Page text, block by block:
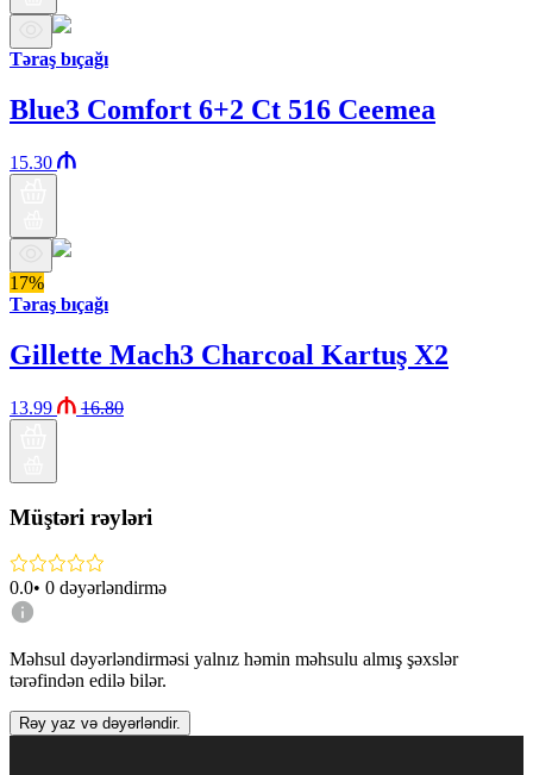
Təraş bıçağı
Blue3 Comfort 6+2 Ct 516 Ceemea
15.30
17%
Təraş bıçağı
Gillette Mach3 Charcoal Kartuş X2
13.99 16.80
Müştəri rəyləri
0.0• 0 dəyərləndirmə
Məhsul dəyərləndirməsi yalnız həmin məhsulu almış şəxslər
tərəfindən edilə bilər.
Rəy yaz və dəyərləndir.